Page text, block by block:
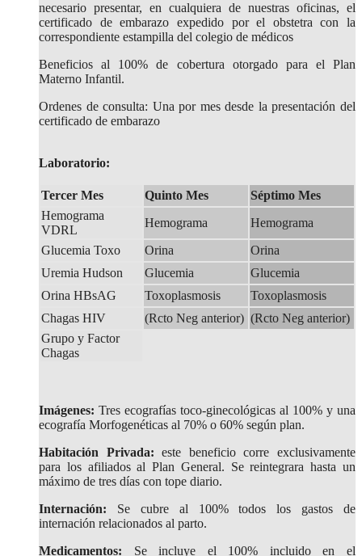
necesario presentar, en cualquiera de nuestras oficinas, el
certificado de embarazo expedido por el obstetra con la
correspondiente estampilla del colegio de médicos
Beneficios al 100% de cobertura otorgado para el Plan
Materno Infantil.
Ordenes de consulta: Una por mes desde la presentación del
certificado de embarazo
Laboratorio:
Tercer Mes Quinto Mes
Séptimo Mes
Hemograma
VDRL
Hemograma
Hemograma
Glucemia Toxo
Orina
Orina
Uremia Hudson
Glucemia
Glucemia
Orina HBsAG
Toxoplasmosis
Toxoplasmosis
Chagas HIV
(Rcto Neg anterior) (Rcto Neg anterior)
Grupo y Factor
Chagas
Imágenes: Tres ecografías toco-ginecológicas al 100% y una
ecografía Morfogenéticas al 70% o 60% según plan.
Habitación Privada: este beneficio corre exclusivamente
para los afiliados al Plan General. Se reintegrara hasta un
máximo de tres días con tope diario.
Internación: Se cubre al 100% todos los gastos de
internación relacionados al parto.
Medicamentos: Se incluye el 100% incluido en el